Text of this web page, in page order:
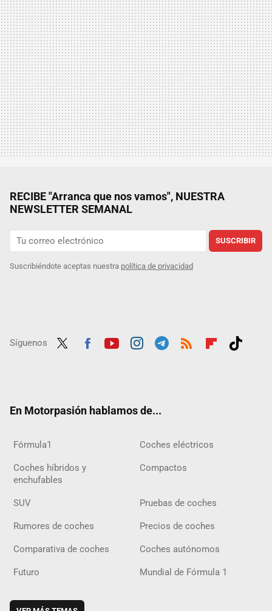
RECIBE "Arranca que nos vamos", NUESTRA
NEWSLETTER SEMANAL
SUSCRIBIR
Suscribiéndote aceptas nuestra política de privacidad
Síguenos
En Motorpasión hablamos de...
Fórmula1 Coches eléctricos
Coches híbridos y
enchufables
Compactos
SUV Pruebas de coches
Rumores de coches Precios de coches
Comparativa de coches Coches autónomos
Futuro Mundial de Fórmula 1